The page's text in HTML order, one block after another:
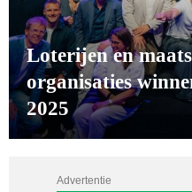
Loterijen en
organisaties
2025
Advertentie